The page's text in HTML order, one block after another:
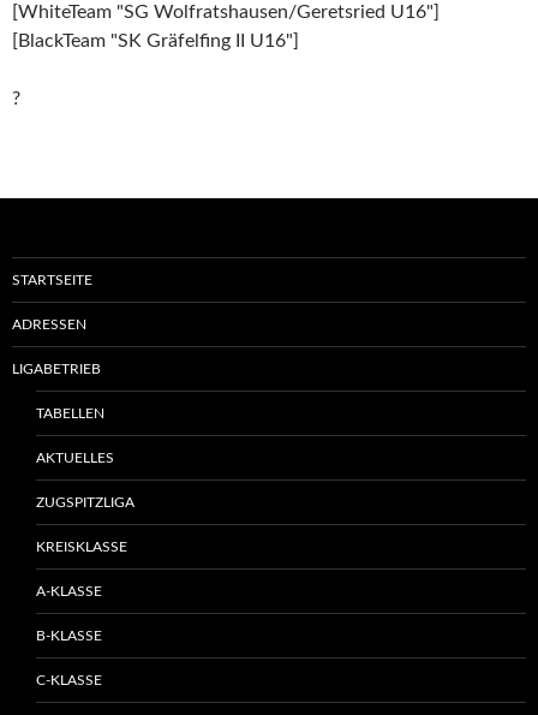
[WhiteTeam "SG Wolfratshausen/Geretsried U16"]
[BlackTeam "SK Gräfelfing II U16"]
?
STARTSEITE
ADRESSEN
LIGABETRIEB
TABELLEN
AKTUELLES
ZUGSPITZLIGA
KREISKLASSE
A-KLASSE
B-KLASSE
C-KLASSE